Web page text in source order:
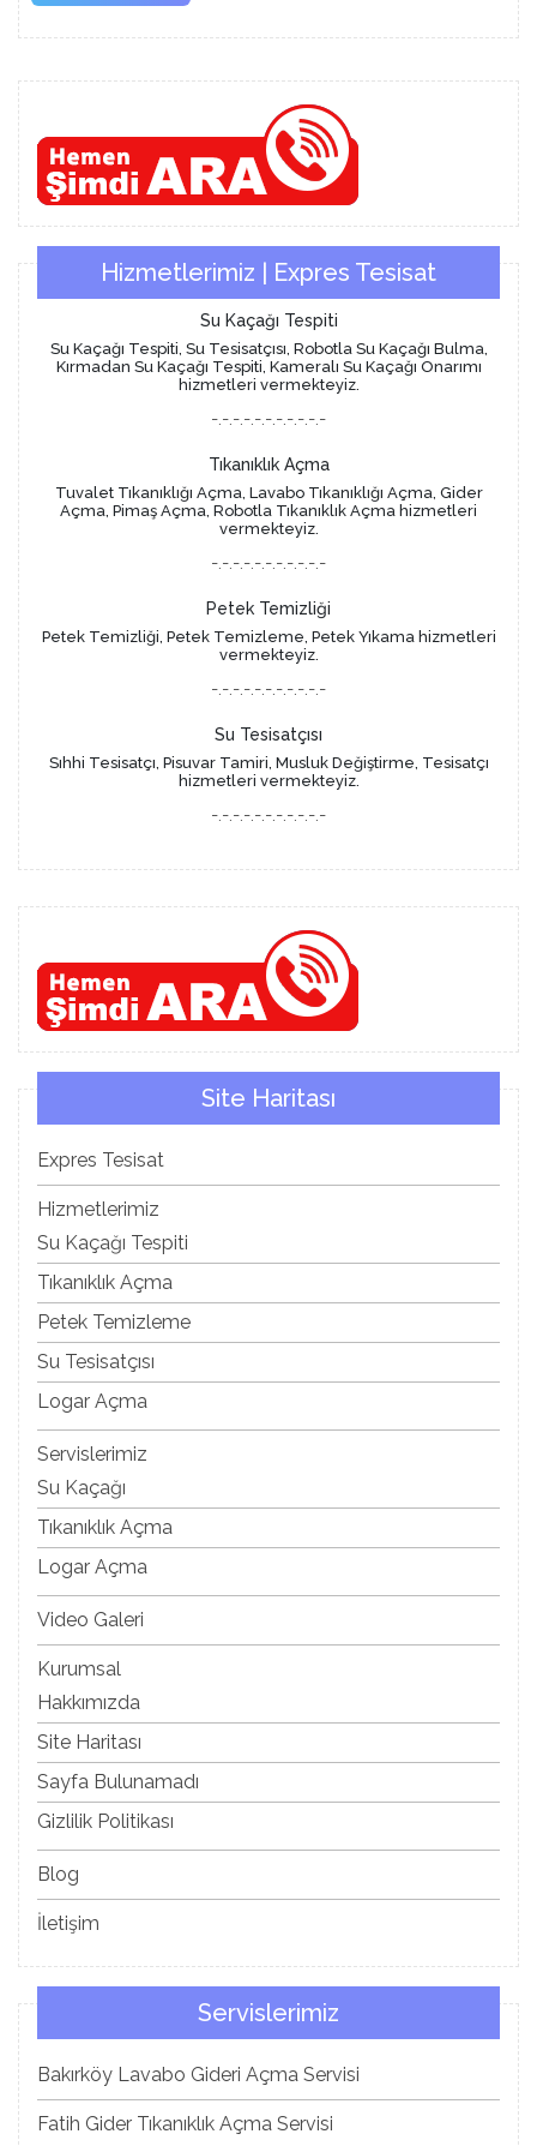
Hizmetlerimiz | Expres Tesisat
Su Kaçağı Tespiti
Su Kaçağı Tespiti, Su Tesisatçısı, Robotla Su Kaçağı Bulma,
Kırmadan Su Kaçağı Tespiti, Kameralı Su Kaçağı Onarımı
hizmetleri vermekteyiz.
-.-.-.-.-.-.-.-.-.-.-
Tıkanıklık Açma
Tuvalet Tıkanıklığı Açma, Lavabo Tıkanıklığı Açma, Gider
Açma, Pimaş Açma, Robotla Tıkanıklık Açma hizmetleri
vermekteyiz.
-.-.-.-.-.-.-.-.-.-.-
Petek Temizliği
Petek Temizliği, Petek Temizleme, Petek Yıkama hizmetleri
vermekteyiz.
-.-.-.-.-.-.-.-.-.-.-
Su Tesisatçısı
Sıhhi Tesisatçı, Pisuvar Tamiri, Musluk Değiştirme, Tesisatçı
hizmetleri vermekteyiz.
-.-.-.-.-.-.-.-.-.-.-
Site Haritası
Expres Tesisat
Hizmetlerimiz
Su Kaçağı Tespiti
Tıkanıklık Açma
Petek Temizleme
Su Tesisatçısı
Logar Açma
Servislerimiz
Su Kaçağı
Tıkanıklık Açma
Logar Açma
Video Galeri
Kurumsal
Hakkımızda
Site Haritası
Sayfa Bulunamadı
Gizlilik Politikası
Blog
İletişim
Servislerimiz
Bakırköy Lavabo Gideri Açma Servisi
Fatih Gider Tıkanıklık Açma Servisi